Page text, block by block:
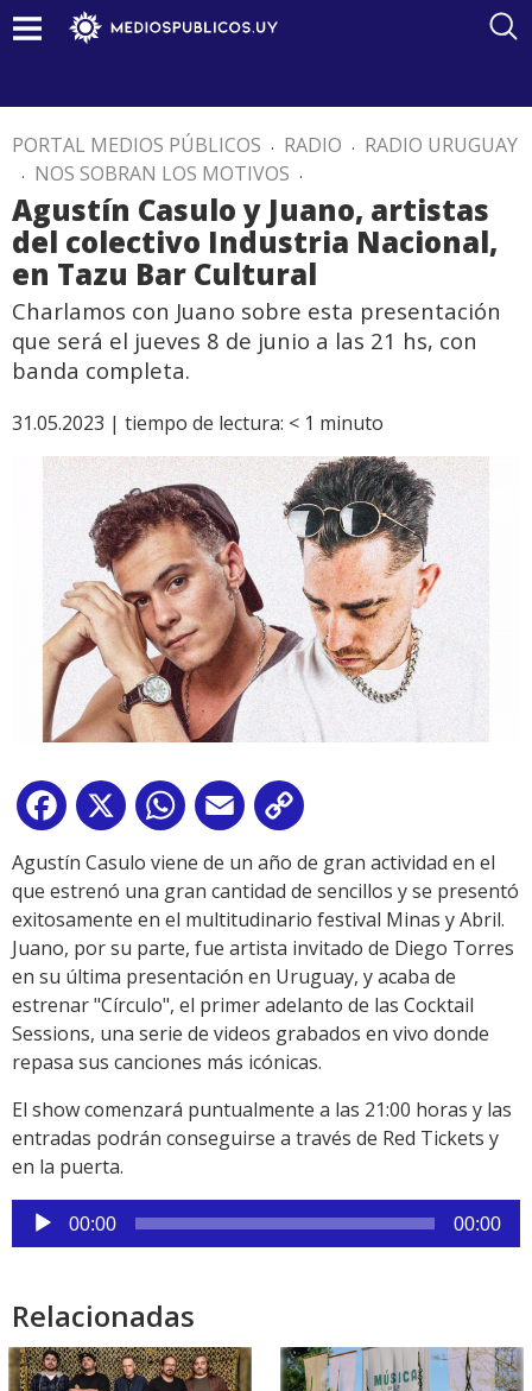
PORTAL MEDIOS PÚBLICOS . RADIO . RADIO URUGUAY
. NOS SOBRAN LOS MOTIVOS .
Agustín Casulo y Juano, artistas
del colectivo Industria Nacional,
en Tazu Bar Cultural
Charlamos con Juano sobre esta presentación
que será el jueves 8 de junio a las 21 hs, con
banda completa.
31.05.2023 | tiempo de lectura: < 1 minuto
Facebook
X WhatsApp
Email
Link
Agustín Casulo viene de un año de gran actividad en el
que estrenó una gran cantidad de sencillos y se presentó
exitosamente en el multitudinario festival Minas y Abril.
Juano, por su parte, fue artista invitado de Diego Torres
en su última presentación en Uruguay, y acaba de
estrenar "Círculo", el primer adelanto de las Cocktail
Sessions, una serie de videos grabados en vivo donde
repasa sus canciones más icónicas.
El show comenzará puntualmente a las 21:00 horas y las
entradas podrán conseguirse a través de Red Tickets y
en la puerta.
Reproductor
de
00:00 00:00
Relacionadas